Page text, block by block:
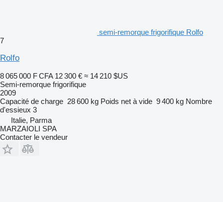
semi-remorque frigorifique Rolfo
7
Rolfo
8 065 000 F CFA 12 300 € ≈ 14 210 $US
Semi-remorque frigorifique
2009
Capacité de charge 28 600 kg Poids net à vide 9 400 kg Nombre
d'essieux 3
Italie, Parma
MARZAIOLI SPA
Contacter le vendeur